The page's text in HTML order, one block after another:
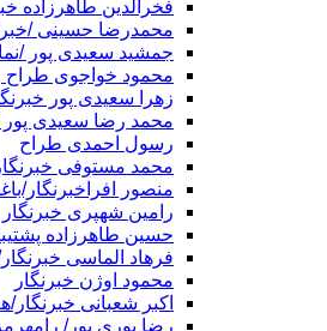
فخرالدین طاهرزاده
محمدرضا حسینی /
جمشید سعیدی پور /
محمود خواجوی طراح و
زهرا سعیدی پور
محمد رضا سعیدی پور
رسول احمدی طراح
محمد مستوفی خبرنگار
منصور افراخبرنگار/
رامین شهپری خبرنگار
حسین طاهرزاده
فرهاد الماسی
محمود اوژن خبرنگار
اکبر شعبانی خبرنگار/
رضا بوری پور/